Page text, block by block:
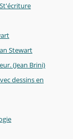
Stewart
(Jean Brini)
dessins en